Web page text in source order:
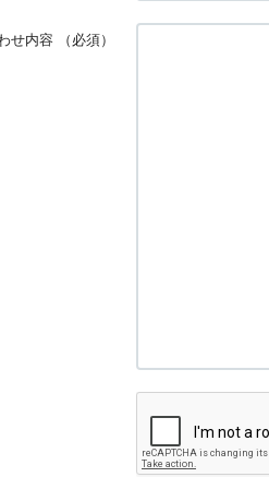
せ内容 （必須）